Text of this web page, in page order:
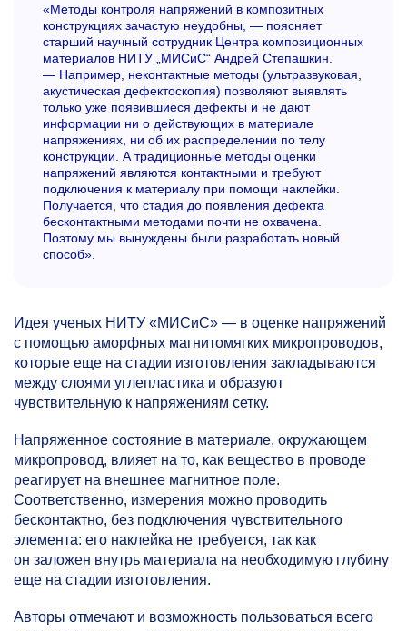
«Методы контроля напряжений в композитных
конструкциях зачастую неудобны, — поясняет
старший научный сотрудник Центра композиционных
материалов НИТУ „МИСиС“ Андрей Степашкин.
— Например, неконтактные методы (ультразвуковая,
акустическая дефектоскопия) позволяют выявлять
только уже появившиеся дефекты и не дают
информации ни о действующих в материале
напряжениях, ни об их распределении по телу
конструкции. А традиционные методы оценки
напряжений являются контактными и требуют
подключения к материалу при помощи наклейки.
Получается, что стадия до появления дефекта
бесконтактными методами почти не охвачена.
Поэтому мы вынуждены были разработать новый
способ».
Идея ученых НИТУ «МИСиС» — в оценке напряжений
с помощью аморфных магнитомягких микропроводов,
которые еще на стадии изготовления закладываются
между слоями углепластика и образуют
чувствительную к напряжениям сетку.
Напряженное состояние в материале, окружающем
микропровод, влияет на то, как вещество в проводе
реагирует на внешнее магнитное поле.
Соответственно, измерения можно проводить
бесконтактно, без подключения чувствительного
элемента: его наклейка не требуется, так как
он заложен внутрь материала на необходимую глубину
еще на стадии изготовления.
Авторы отмечают и возможность пользоваться всего